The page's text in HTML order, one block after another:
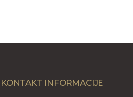
KONTAKT INFORMACIJE